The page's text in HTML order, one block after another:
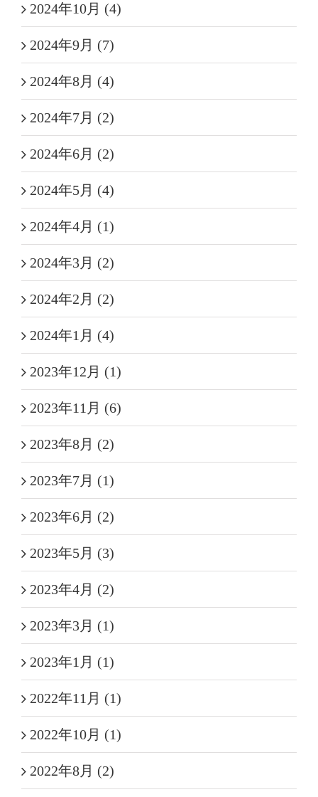
2024年10月 (4)
2024年9月 (7)
2024年8月 (4)
2024年7月 (2)
2024年6月 (2)
2024年5月 (4)
2024年4月 (1)
2024年3月 (2)
2024年2月 (2)
2024年1月 (4)
2023年12月 (1)
2023年11月 (6)
2023年8月 (2)
2023年7月 (1)
2023年6月 (2)
2023年5月 (3)
2023年4月 (2)
2023年3月 (1)
2023年1月 (1)
2022年11月 (1)
2022年10月 (1)
2022年8月 (2)